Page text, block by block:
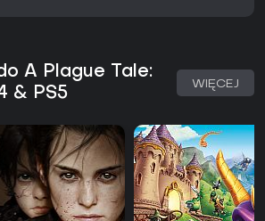
A Plague Tale:
& PS5
WIĘCEJ